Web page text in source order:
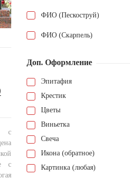
с
с
ФИО (Пескоструй)
ФИО (Скарпель)
Доп. Оформление
Эпитафия
Крестик
Цветы
Виньетка
Свеча
Икона (обратное)
Картинка (любая)